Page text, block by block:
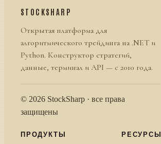
STOCKSHARP
Открытая платформа для
алгоритмического трейдинга на .NET и
Python. Конструктор стратегий,
данные, терминал и API — с 2010 года.
© 2026 StockSharp · все права
защищены
ПРОДУКТЫ РЕСУРСЫ